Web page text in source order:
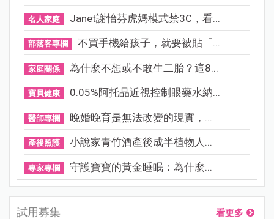
名人家庭 Janet謝怡芬虎媽模式禁3C，看...
部落客專欄 不買手機給孩子，就要被貼「...
家庭關係 為什麼不想或不敢生二胎？這8...
寶貝健康 0.05%阿托品近視控制眼藥水納...
醫師專欄 晚婚晚育是無法改變的現實，...
產後照護 小說家青竹酒產後成半植物人...
專家專欄 守護寶寶的黃金睡眠：為什麼...
試用募集 看更多